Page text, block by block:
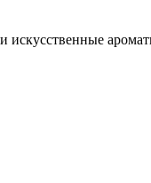
искусственные